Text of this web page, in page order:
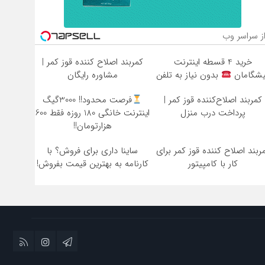
از سراسر وب
خرید 4 قسطه اینترنت
بدون نیاز به تلفن
کمربند اصلاح کننده قوز کمر |
مشاوره رایگان
کمربند اصلاح‌کننده قوز کمر |
پرداخت درب منزل
فرصت محدود!! 3000گیگ
اینترنت خانگی 180 روزه فقط 600
هزارتومان!!
اصلاح کننده قوز کمر برای
کار با کامپیتور
ساینا داری برای فروش؟ با
کارنامه به بهترین قیمت بفروش!